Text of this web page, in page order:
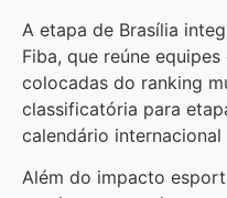
A etapa de Brasília
Fiba, que reúne
colocadas do ranking
classificatória para
calendário
Além do impacto